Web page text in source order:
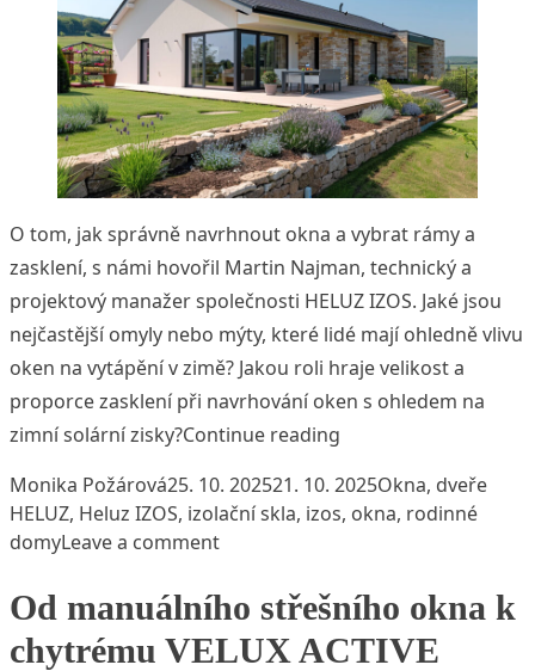
O tom, jak správně navrhnout okna a vybrat rámy a
zasklení, s námi hovořil Martin Najman, technický a
projektový manažer společnosti HELUZ IZOS. Jaké jsou
nejčastější omyly nebo mýty, které lidé mají ohledně vlivu
oken na vytápění v zimě? Jakou roli hraje velikost a
proporce zasklení při navrhování oken s ohledem na
zimní solární zisky?Continue reading
Posted by
Monika Požárová25. 10. 202521. 10. 2025Posted in
Okna, dveřeTags:
HELUZ, Heluz IZOS, izolační skla, izos, okna, rodinné
domyLeave a commenton Jak se chovají okna v zimě
Od manuálního střešního okna k
chytrému VELUX ACTIVE